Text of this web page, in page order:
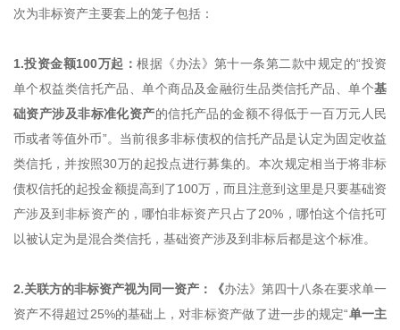
次为非标资产主要套上的笼子包括：
1.投资金额100万起：根据《办法》第十一条第二款中规定的“投资
单个权益类信托产品、单个商品及金融衍生品类信托产品、单个基
础资产涉及非标准化资产的信托产品的金额不得低于一百万元人民
币或者等值外币”。当前很多非标债权的信托产品是认定为固定收益
类信托，并按照30万的起投点进行募集的。本次规定相当于将非标
债权信托的起投金额提高到了100万，而且注意到这里是只要基础资
产涉及到非标资产的，哪怕非标资产只占了20%，哪怕这个信托可
以被认定为是混合类信托，基础资产涉及到非标后都是这个标准。
2.关联方的非标资产视为同一资产：《办法》第四十八条在要求单一
资产不得超过25%的基础上，对非标资产做了进一步的规定“单一主